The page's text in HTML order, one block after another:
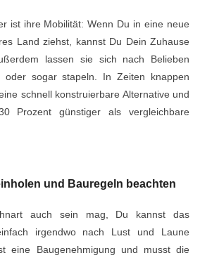
ist ihre Mobilität: Wenn Du in eine neue
Land ziehst, kannst Du Dein Zuhause
lassen sie sich nach Belieben
oder sogar stapeln. In Zeiten knappen
schnell konstruierbare Alternative und
Prozent günstiger als vergleichbare
und Bauregeln beachten
auch sein mag, Du kannst das
irgendwo nach Lust und Laune
eine Baugenehmigung und musst die